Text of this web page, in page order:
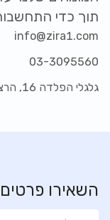
תוך כדי
info@zira1.com
03-3095560
גלגלי הפלדה 16, הרצליה פיתוח, מבני תל-עד
השאירו